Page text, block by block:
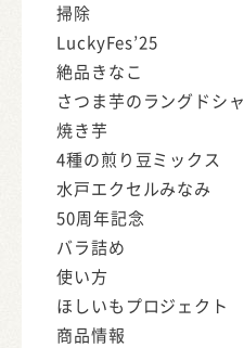
掃除
LuckyFes’25
絶品きなこ
さつま芋のラングドシャ
焼き芋
4種の煎り豆ミックス
水戸エクセルみなみ
50周年記念
バラ詰め
使い方
ほしいもプロジェクト
商品情報